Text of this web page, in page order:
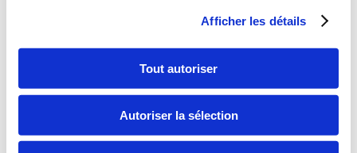
Afficher les détails
Tout autoriser
Autoriser la sélection
Mauselaine et le Domaine Nordique Lispach la Bresse
Pour cet hôtel, il existe des forfaits de 1 à 3 Nuits, parmi lesquels :
Escapade Romantique : 1 nuit ,1 diner 4 plats,
1 nuit à partir de
Bonheur des Sens : 1 nuit, 1 diner 4 plats, 1 massage de 60 min, 1 nuit à partir de